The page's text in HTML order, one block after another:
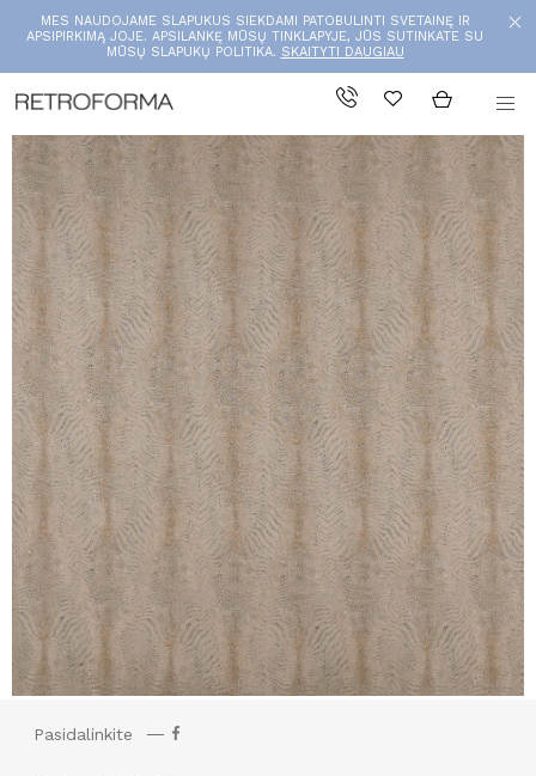
MES NAUDOJAME SLAPUKUS SIEKDAMI PATOBULINTI SVETAINĘ IR
APSIPIRKIMĄ JOJE. APSILANKĘ MŪSŲ TINKLAPYJE, JŪS SUTINKATE SU
MŪSŲ SLAPUKŲ POLITIKA. SKAITYTI DAUGIAU
Pasidalinkite